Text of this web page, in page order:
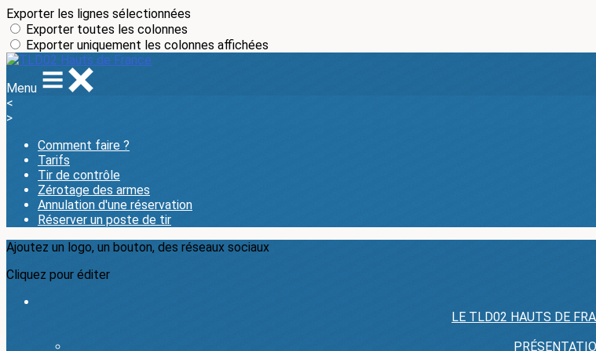
Exporter les lignes sélectionnées
Exporter toutes les colonnes
Exporter uniquement les colonnes affichées
Menu
<
>
Comment faire ?
Tarifs
Tir de contrôle
Zérotage des armes
Annulation d'une réservation
Réserver un poste de tir
Ajoutez un logo, un bouton, des réseaux sociaux
Cliquez pour éditer
LE TLD02 HAUTS DE